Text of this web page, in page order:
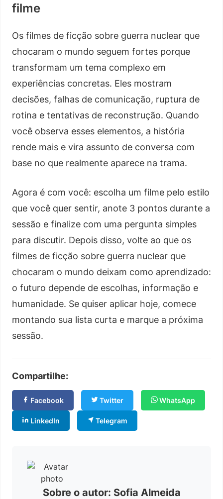
filme
Os filmes de ficção sobre guerra nuclear que
chocaram o mundo seguem fortes porque
transformam um tema complexo em
experiências concretas. Eles mostram
decisões, falhas de comunicação, ruptura de
rotina e tentativas de reconstrução. Quando
você observa esses elementos, a história
rende mais e vira assunto de conversa com
base no que realmente aparece na trama.
Agora é com você: escolha um filme pelo estilo
que você quer sentir, anote 3 pontos durante a
sessão e finalize com uma pergunta simples
para discutir. Depois disso, volte ao que os
filmes de ficção sobre guerra nuclear que
chocaram o mundo deixam como aprendizado:
o futuro depende de escolhas, informação e
humanidade. Se quiser aplicar hoje, comece
montando sua lista curta e marque a próxima
sessão.
Compartilhe:
Facebook Twitter WhatsApp
LinkedIn Telegram
Sobre o autor: Sofia Almeida